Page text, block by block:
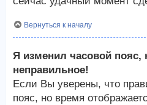
Вернуться к началу
Я изменил часовой пояс,
неправильное!
Если Вы уверены, что
пояс, но время